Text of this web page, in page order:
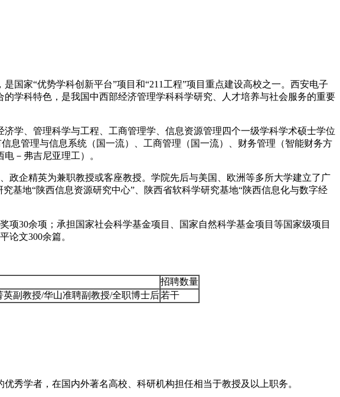
国家“优势学科创新平台”项目和“211工程”项目重点建设高校之一。西安电子
学科特色，是我国中西部经济管理学科科学研究、人才培养与社会服务的重要
学、管理科学与工程、工商管理学、信息资源管理四个一级学科学术硕士学位
息管理与信息系统（国一流）、工商管理（国一流）、财务管理（智能财务方
－弗吉尼亚理工）。
政企精英为兼职教授或客座教授。学院先后与美国、欧洲等多所大学建立了广
基地“陕西信息资源研究中心”、陕西省软科学研究基地“陕西信息化与数字经
30余项；承担国家社会科学基金项目、国家自然科学基金项目等国家级项目
论文300余篇。
招聘数量
副教授/华山准聘副教授/全职博士后若干
秀学者，在国内外著名高校、科研机构担任相当于教授及以上职务。